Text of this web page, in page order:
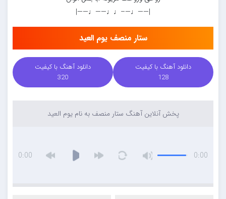
|——♩—–♩♩——♩——|
ستار منصف یوم العید
دانلود آهنگ با کیفیت
128
دانلود آهنگ با کیفیت
320
پخش آنلاین آهنگ ستار منصف به نام یوم العید
0:00
0:00